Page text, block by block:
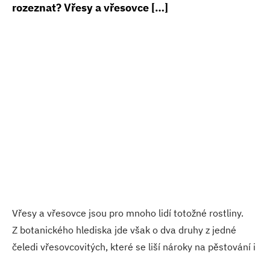
rozeznat? Vřesy a vřesovce […]
Vřesy a vřesovce jsou pro mnoho lidí totožné rostliny.
Z botanického hlediska jde však o dva druhy z jedné
čeledi vřesovcovitých, které se liší nároky na pěstování i